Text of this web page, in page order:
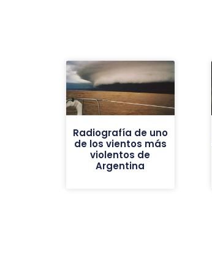
Radiografía de uno
de los vientos más
violentos de
Argentina